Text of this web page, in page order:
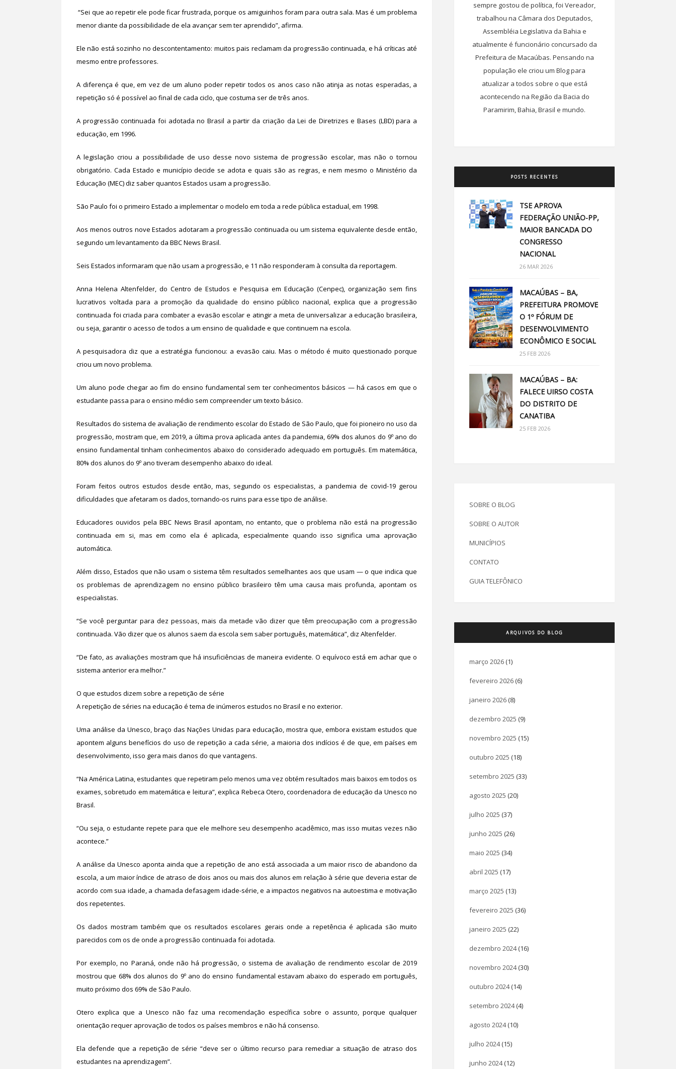
“Sei que ao repetir ele pode ficar frustrada, porque os amiguinhos foram para outra sala. Mas é um problema
menor diante da possibilidade de ela avançar sem ter aprendido”, afirma.
Ele não está sozinho no descontentamento: muitos pais reclamam da progressão continuada, e há críticas até
mesmo entre professores.
A diferença é que, em vez de um aluno poder repetir todos os anos caso não atinja as notas esperadas, a
repetição só é possível ao final de cada ciclo, que costuma ser de três anos.
A progressão continuada foi adotada no Brasil a partir da criação da Lei de Diretrizes e Bases (LBD) para a
educação, em 1996.
A legislação criou a possibilidade de uso desse novo sistema de progressão escolar, mas não o tornou
obrigatório. Cada Estado e município decide se adota e quais são as regras, e nem mesmo o Ministério da
Educação (MEC) diz saber quantos Estados usam a progressão.
São Paulo foi o primeiro Estado a implementar o modelo em toda a rede pública estadual, em 1998.
Aos menos outros nove Estados adotaram a progressão continuada ou um sistema equivalente desde então,
segundo um levantamento da BBC News Brasil.
Seis Estados informaram que não usam a progressão, e 11 não responderam à consulta da reportagem.
Anna Helena Altenfelder, do Centro de Estudos e Pesquisa em Educação (Cenpec), organização sem fins
lucrativos voltada para a promoção da qualidade do ensino público nacional, explica que a progressão
continuada foi criada para combater a evasão escolar e atingir a meta de universalizar a educação brasileira,
ou seja, garantir o acesso de todos a um ensino de qualidade e que continuem na escola.
A pesquisadora diz que a estratégia funcionou: a evasão caiu. Mas o método é muito questionado porque
criou um novo problema.
Um aluno pode chegar ao fim do ensino fundamental sem ter conhecimentos básicos — há casos em que o
estudante passa para o ensino médio sem compreender um texto básico.
Resultados do sistema de avaliação de rendimento escolar do Estado de São Paulo, que foi pioneiro no uso da
progressão, mostram que, em 2019, a última prova aplicada antes da pandemia, 69% dos alunos do 9º ano do
ensino fundamental tinham conhecimentos abaixo do considerado adequado em português. Em matemática,
80% dos alunos do 9º ano tiveram desempenho abaixo do ideal.
Foram feitos outros estudos desde então, mas, segundo os especialistas, a pandemia de covid-19 gerou
dificuldades que afetaram os dados, tornando-os ruins para esse tipo de análise.
Educadores ouvidos pela BBC News Brasil apontam, no entanto, que o problema não está na progressão
continuada em si, mas em como ela é aplicada, especialmente quando isso significa uma aprovação
automática.
Além disso, Estados que não usam o sistema têm resultados semelhantes aos que usam — o que indica que
os problemas de aprendizagem no ensino público brasileiro têm uma causa mais profunda, apontam os
especialistas.
“Se você perguntar para dez pessoas, mais da metade vão dizer que têm preocupação com a progressão
continuada. Vão dizer que os alunos saem da escola sem saber português, matemática”, diz Altenfelder.
“De fato, as avaliações mostram que há insuficiências de maneira evidente. O equívoco está em achar que o
sistema anterior era melhor.”
O que estudos dizem sobre a repetição de série
A repetição de séries na educação é tema de inúmeros estudos no Brasil e no exterior.
Uma análise da Unesco, braço das Nações Unidas para educação, mostra que, embora existam estudos que
apontem alguns benefícios do uso de repetição a cada série, a maioria dos indícios é de que, em países em
desenvolvimento, isso gera mais danos do que vantagens.
“Na América Latina, estudantes que repetiram pelo menos uma vez obtém resultados mais baixos em todos os
exames, sobretudo em matemática e leitura”, explica Rebeca Otero, coordenadora de educação da Unesco no
Brasil.
“Ou seja, o estudante repete para que ele melhore seu desempenho acadêmico, mas isso muitas vezes não
acontece.”
A análise da Unesco aponta ainda que a repetição de ano está associada a um maior risco de abandono da
escola, a um maior índice de atraso de dois anos ou mais dos alunos em relação à série que deveria estar de
acordo com sua idade, a chamada defasagem idade-série, e a impactos negativos na autoestima e motivação
dos repetentes.
Os dados mostram também que os resultados escolares gerais onde a repetência é aplicada são muito
parecidos com os de onde a progressão continuada foi adotada.
Por exemplo, no Paraná, onde não há progressão, o sistema de avaliação de rendimento escolar de 2019
mostrou que 68% dos alunos do 9º ano do ensino fundamental estavam abaixo do esperado em português,
muito próximo dos 69% de São Paulo.
Otero explica que a Unesco não faz uma recomendação específica sobre o assunto, porque qualquer
orientação requer aprovação de todos os países membros e não há consenso.
Ela defende que a repetição de série “deve ser o último recurso para remediar a situação de atraso dos
estudantes na aprendizagem”.
sempre gostou de política, foi Vereador,
trabalhou na Câmara dos Deputados,
Assembléia Legislativa da Bahia e
atualmente é funcionário concursado da
Prefeitura de Macaúbas. Pensando na
população ele criou um Blog para
atualizar a todos sobre o que está
acontecendo na Região da Bacia do
Paramirim, Bahia, Brasil e mundo.
POSTS RECENTES
TSE APROVA
FEDERAÇÃO UNIÃO-PP,
MAIOR BANCADA DO
CONGRESSO
NACIONAL
26 MAR 2026
MACAÚBAS – BA,
PREFEITURA PROMOVE
O 1º FÓRUM DE
DESENVOLVIMENTO
ECONÔMICO E SOCIAL
25 FEB 2026
MACAÚBAS – BA:
FALECE UIRSO COSTA
DO DISTRITO DE
CANATIBA
25 FEB 2026
SOBRE O BLOG
SOBRE O AUTOR
MUNICÍPIOS
CONTATO
GUIA TELEFÔNICO
ARQUIVOS DO BLOG
março 2026 (1)
fevereiro 2026 (6)
janeiro 2026 (8)
dezembro 2025 (9)
novembro 2025 (15)
outubro 2025 (18)
setembro 2025 (33)
agosto 2025 (20)
julho 2025 (37)
junho 2025 (26)
maio 2025 (34)
abril 2025 (17)
março 2025 (13)
fevereiro 2025 (36)
janeiro 2025 (22)
dezembro 2024(16)
novembro 2024(30)
outubro 2024(14)
setembro 2024(4)
agosto 2024(10)
julho 2024(15)
junho 2024(12)